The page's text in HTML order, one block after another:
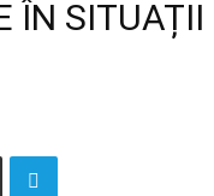
ÎN